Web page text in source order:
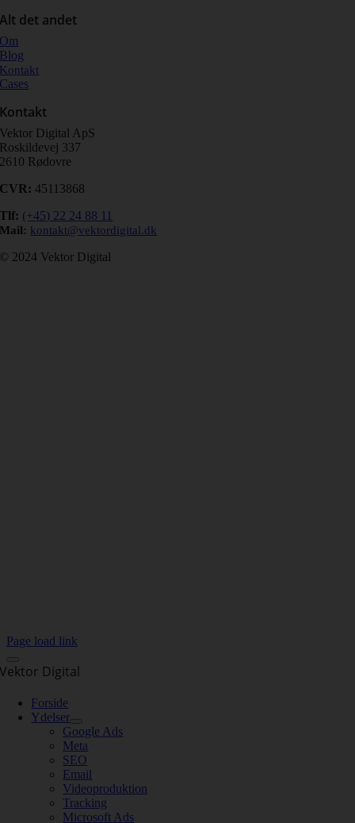
Alt det andet
Om
Blog
Kontakt
Cases
Kontakt
Vektor Digital ApS
Roskildevej 337
2610 Rødovre
CVR: 45113868
Tlf: (+45) 22 24 88 11
Mail: kontakt@vektordigital.dk
© 2024 Vektor Digital
Page load link
Vektor Digital
Forside
Ydelser
Google Ads
Meta
SEO
Email
Videoproduktion
Tracking
Microsoft Ads